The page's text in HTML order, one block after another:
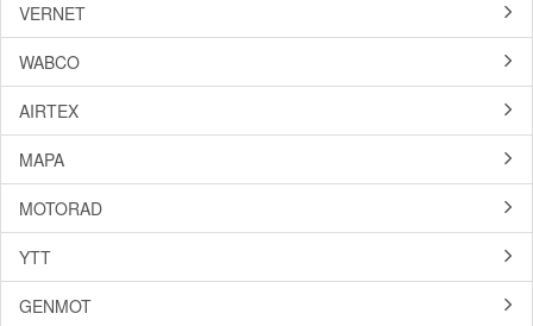
VERNET
WABCO
AIRTEX
MAPA
MOTORAD
YTT
GENMOT